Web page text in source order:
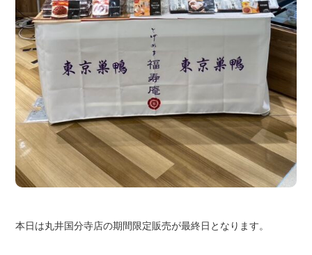
本日は丸井国分寺店の期間限定販売が最終日となります。